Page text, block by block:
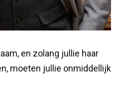
en zolang jullie haar
moeten jullie onmiddellijk